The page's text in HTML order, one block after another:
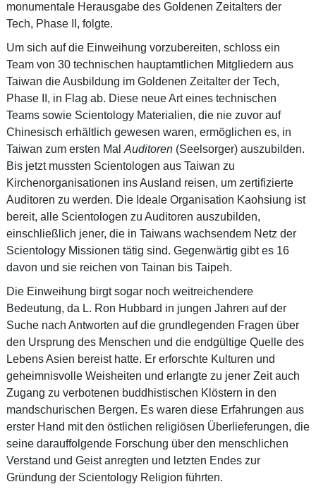
monumentale Herausgabe des Goldenen Zeitalters der
Tech, Phase II, folgte.
Um sich auf die Einweihung vorzubereiten, schloss ein
Team von 30 technischen hauptamtlichen Mitgliedern aus
Taiwan die Ausbildung im Goldenen Zeitalter der Tech,
Phase II, in Flag ab. Diese neue Art eines technischen
Teams sowie Scientology Materialien, die nie zuvor auf
Chinesisch erhältlich gewesen waren, ermöglichen es, in
Taiwan zum ersten Mal Auditoren (Seelsorger) auszubilden.
Bis jetzt mussten Scientologen aus Taiwan zu
Kirchenorganisationen ins Ausland reisen, um zertifizierte
Auditoren zu werden. Die Ideale Organisation Kaohsiung ist
bereit, alle Scientologen zu Auditoren auszubilden,
einschließlich jener, die in Taiwans wachsendem Netz der
Scientology Missionen tätig sind. Gegenwärtig gibt es 16
davon und sie reichen von Tainan bis Taipeh.
Die Einweihung birgt sogar noch weitreichendere
Bedeutung, da L. Ron Hubbard in jungen Jahren auf der
Suche nach Antworten auf die grundlegenden Fragen über
den Ursprung des Menschen und die endgültige Quelle des
Lebens Asien bereist hatte. Er erforschte Kulturen und
geheimnisvolle Weisheiten und erlangte zu jener Zeit auch
Zugang zu verbotenen buddhistischen Klöstern in den
mandschurischen Bergen. Es waren diese Erfahrungen aus
erster Hand mit den östlichen religiösen Überlieferungen, die
seine darauffolgende Forschung über den menschlichen
Verstand und Geist anregten und letzten Endes zur
Gründung der Scientology Religion führten.